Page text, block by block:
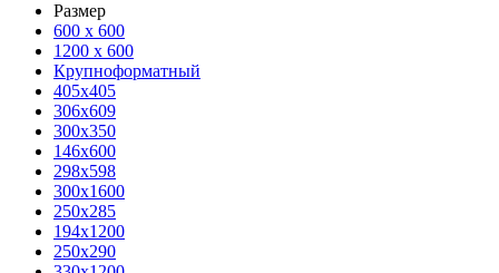
Размер
600 х 600
1200 х 600
Крупноформатный
405x405
306x609
300x350
146x600
298x598
300x1600
250x285
194x1200
250x290